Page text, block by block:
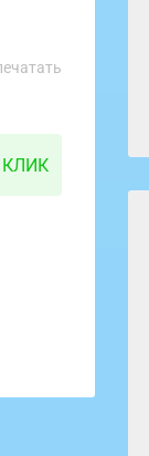
КЛИК